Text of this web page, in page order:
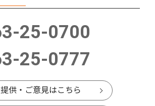
25-0700
25-0777
供・ご意見はこちら